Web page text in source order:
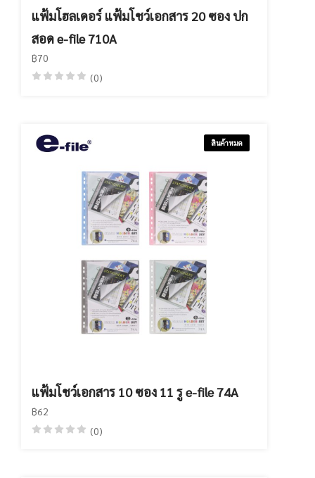
แฟ้มโฮลเดอร์ แฟ้มโชว์เอกสาร 20 ซอง ปก
สอด e-file 710A
฿70
(0)
สินค้าหมด
แฟ้มโชว์เอกสาร 10 ซอง 11 รู e-file 74A
฿62
(0)